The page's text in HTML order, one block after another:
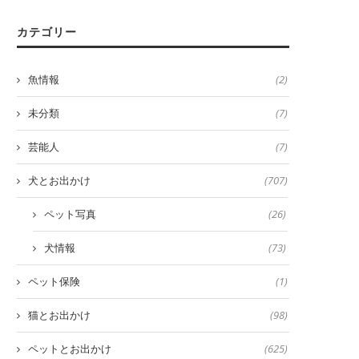
カテゴリー
魚情報 (2)
未分類 (7)
芸能人 (7)
犬とお出かけ (707)
ペット写真 (26)
犬情報 (73)
ペット保険 (1)
猫とお出かけ (98)
ペットとお出かけ (625)